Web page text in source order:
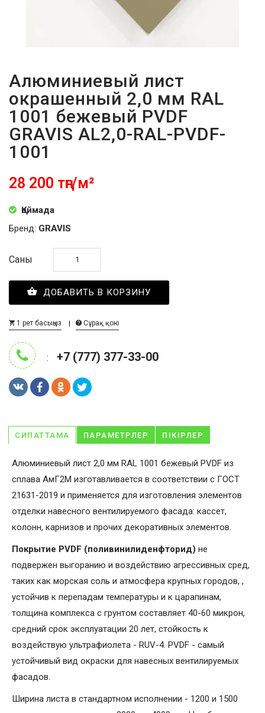
Алюминиевый лист
окрашенный 2,0 мм RAL
1001 бежевый PVDF
GRAVIS AL2,0-RAL-PVDF-
1001
28 200 тңг/м²
Қоймада
Бренд: GRAVIS
Саны
ДОБАВИТЬ В КОРЗИНУ
1 рет басыңыз Сұрақ қою
: +7 (777) 377-33-00
СИПАТТАМА ПАРАМЕТРЛЕР ПІКІРЛЕР
Алюминиевый лист 2,0 мм RAL 1001 бежевый PVDF из
сплава АмГ2М изготавливается в соответствии с ГОСТ
21631-2019 и применяется для изготовления элементов
отделки навесного вентилируемого фасада: кассет,
колонн, карнизов и прочих декоративных элементов.
Покрытие PVDF (поливинилиденфторид) не
подвержен выгоранию и воздействию агрессивных сред,
таких как морская соль и атмосфера крупных городов, ,
устойчив к перепадам температуры и к царапинам,
толщина комплекса с грунтом составляет 40-60 микрон,
средний срок эксплуатации 20 лет, стойкость к
воздействую ультрафиолета - RUV-4. PVDF - самый
устойчивый вид окраски для навесных вентилируемых
фасадов.
Ширина листа в стандартном исполнении - 1200 и 1500